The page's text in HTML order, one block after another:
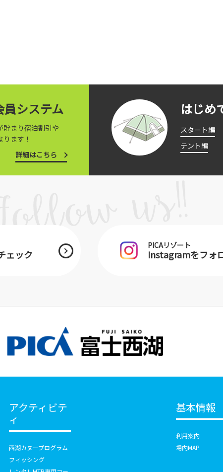
員システム
貯まり宿泊割引や
ます！
詳細はこちら
はじめ
スタート編
テント編
ェック
PICAリゾート
Instagramをフォ
アクティビテ
ィ
西湖カヌープログラム
フィッシング
基本情報
利用案内
場内MAP